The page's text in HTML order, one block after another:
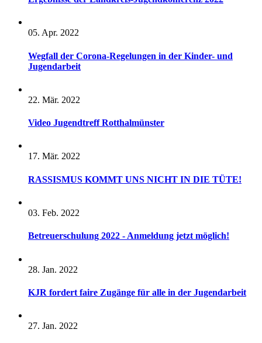
05. Apr. 2022
Wegfall der Corona-Regelungen in der Kinder- und
Jugendarbeit
22. Mär. 2022
Video Jugendtreff Rotthalmünster
17. Mär. 2022
RASSISMUS KOMMT UNS NICHT IN DIE TÜTE!
03. Feb. 2022
Betreuerschulung 2022 - Anmeldung jetzt möglich!
28. Jan. 2022
KJR fordert faire Zugänge für alle in der Jugendarbeit
27. Jan. 2022